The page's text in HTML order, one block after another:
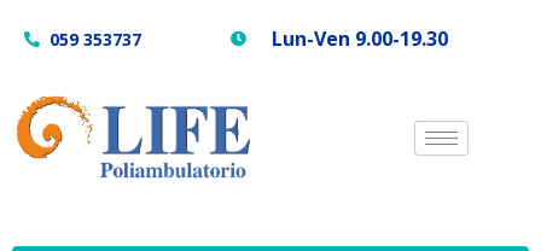
059 353737 Lun-Ven 9.00-19.30